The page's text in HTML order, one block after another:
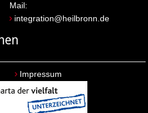
Mail:
integration@heilbronn.de
Impressum